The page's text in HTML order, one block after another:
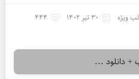
ویژه 30 تیر 1402
444
+ دانلود ...